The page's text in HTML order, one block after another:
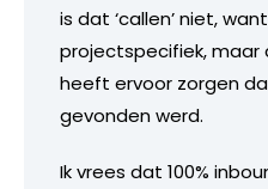
is dat ‘callen’ niet,
projectspecifiek, maar
heeft ervoor zorgen
gevonden werd.
Ik vrees dat 100%